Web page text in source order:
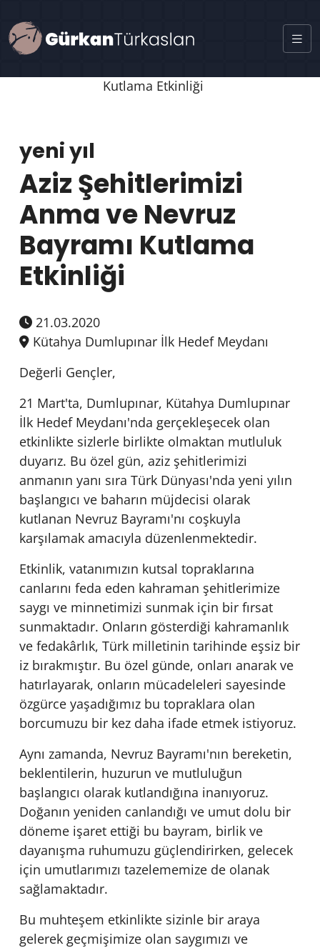
yeni yıl
Aziz Şehitlerimizi
Anma ve Nevruz
Bayramı Kutlama
Etkinliği
21.03.2020
Kütahya Dumlupınar İlk Hedef Meydanı
Değerli Gençler,
21 Mart'ta, Dumlupınar, Kütahya Dumlupınar
İlk Hedef Meydanı'nda gerçekleşecek olan
etkinlikte sizlerle birlikte olmaktan mutluluk
duyarız. Bu özel gün, aziz şehitlerimizi
anmanın yanı sıra Türk Dünyası'nda yeni yılın
başlangıcı ve baharın müjdecisi olarak
kutlanan Nevruz Bayramı'nı coşkuyla
karşılamak amacıyla düzenlenmektedir.
Etkinlik, vatanımızın kutsal topraklarına
canlarını feda eden kahraman şehitlerimize
saygı ve minnetimizi sunmak için bir fırsat
sunmaktadır. Onların gösterdiği kahramanlık
ve fedakârlık, Türk milletinin tarihinde eşsiz bir
iz bırakmıştır. Bu özel günde, onları anarak ve
hatırlayarak, onların mücadeleleri sayesinde
özgürce yaşadığımız bu topraklara olan
borcumuzu bir kez daha ifade etmek istiyoruz.
Aynı zamanda, Nevruz Bayramı'nın bereketin,
beklentilerin, huzurun ve mutluluğun
başlangıcı olarak kutlandığına inanıyoruz.
Doğanın yeniden canlandığı ve umut dolu bir
döneme işaret ettiği bu bayram, birlik ve
dayanışma ruhumuzu güçlendirirken, gelecek
için umutlarımızı tazelememize de olanak
sağlamaktadır.
Bu muhteşem etkinlikte sizinle bir araya
gelerek geçmişimize olan saygımızı ve